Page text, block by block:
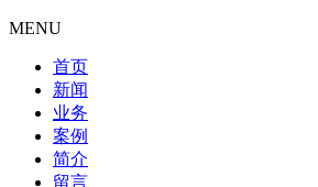
MENU
首页
新闻
业务
案例
简介
留言